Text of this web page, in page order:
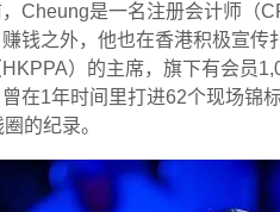
Cheung是一名注册会计师（
钱之外，他也在香港积极宣
）的主席，旗下有会员
在1年时间里打进62个现场锦
的纪录。